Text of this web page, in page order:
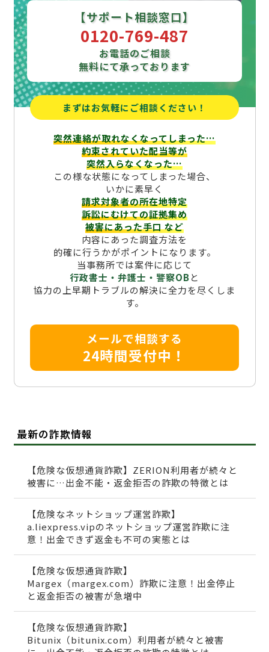
【サポート相談窓口】
0120-769-487
お電話のご相談
無料にて承っております
まずはお気軽にご相談ください！
突然連絡が取れなくなってしまった…
約束されていた配当等が
突然入らなくなった…
この様な状態になってしまった場合、
いかに素早く
請求対象者の所在地特定
訴訟にむけての証拠集め
被害にあった手口など
内容にあった調査方法を
的確に行うかがポイントになります。
当事務所では案件に応じて
行政書士・弁護士・警察OBと
協力の上早期トラブルの解決に全力を尽くしま
す。
メールで相談する
24時間受付中！
最新の詐欺情報
【危険な仮想通貨詐欺】ZERION利用者が続々と
被害に…出金不能・返金拒否の詐欺の特徴とは
【危険なネットショップ運営詐欺】
a.liexpress.vipのネットショップ運営詐欺に注
意！出金できず返金も不可の実態とは
【危険な仮想通貨詐欺】
Margex（margex.com）詐欺に注意！出金停止
と返金拒否の被害が急増中
【危険な仮想通貨詐欺】
Bitunix（bitunix.com）利用者が続々と被害